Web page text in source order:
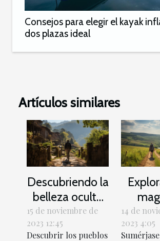
Consejos para elegir el kayak
dos plazas ideal
Artículos similares
Descubriendo la
belleza oculta
de los pueblos
montañeses
15 de noviembre de
2023 12:45
Descubrir los pueblos
14 de
2023 4:05